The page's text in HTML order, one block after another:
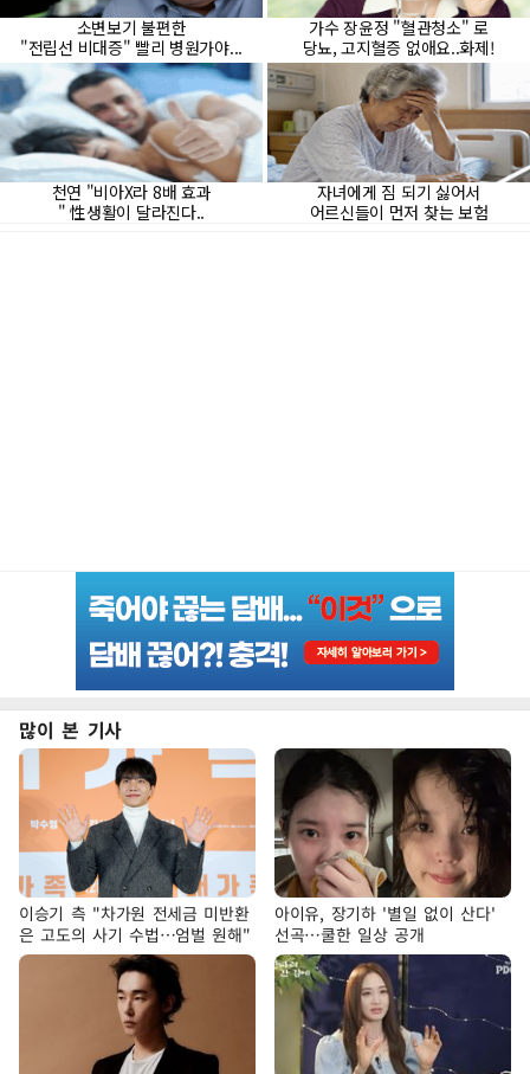
많이 본 기사
이승기 측 "차가원 전세금 미반환
은 고도의 사기 수법…엄벌 원해"
아이유, 장기하 '별일 없이 산다'
선곡…쿨한 일상 공개